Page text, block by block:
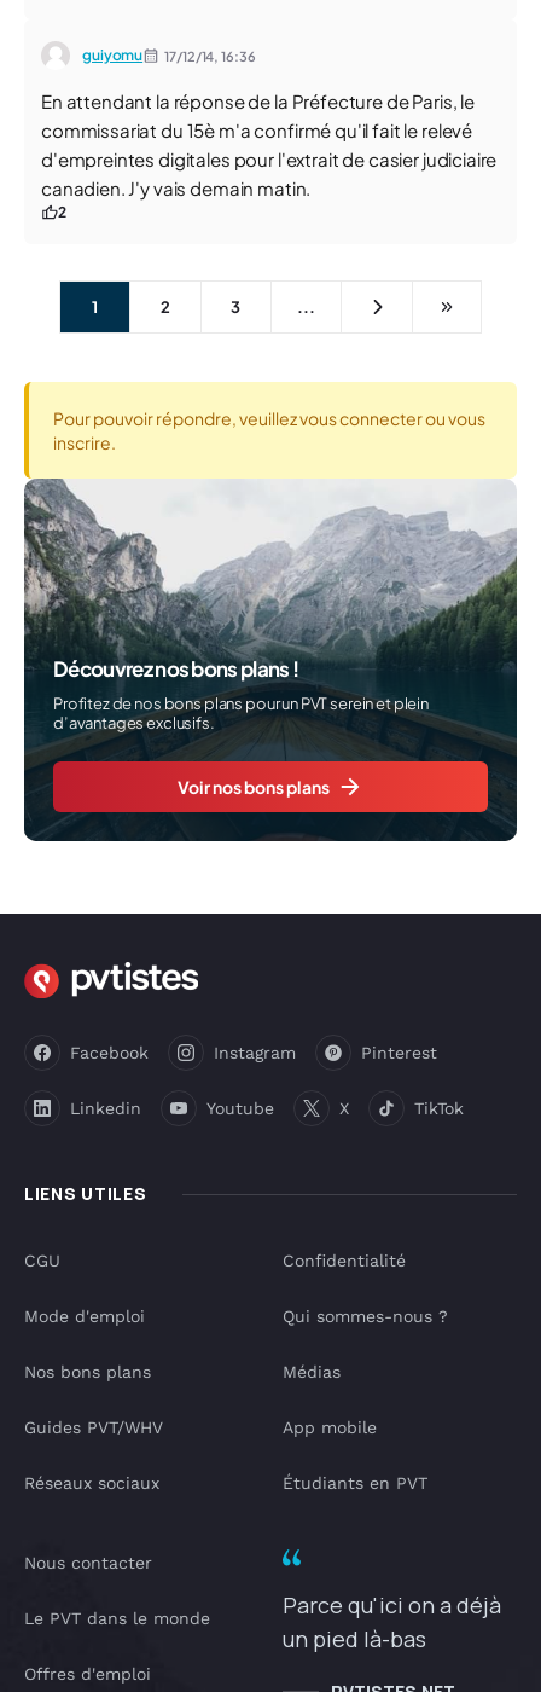
guiyomu 17/12/14,16:36
En attendant la réponse de la Préfecture de Paris, le
commissariat du 15è m'a confirmé qu'il fait le relevé
d'empreintes digitales pour l'extrait de casier judiciaire
canadien. J'y vais demain matin.
2
1 2 3 ...
Pour pouvoir répondre, veuillez vous connecter ou vous
inscrire.
Découvrez nos bons plans !
Profitez de nos bons plans pour un PVT serein et plein
d’avantages exclusifs.
Voir nos bons plans
LIENS UTILES
Facebook Instagram Pinterest
Linkedin Youtube X TikTok
CGU
Mode d'emploi
Nos bons plans
Guides PVT/WHV
Réseaux sociaux
Confidentialité
Qui sommes-nous ?
Médias
App mobile
Étudiants en PVT
Nous contacter
Le PVT dans le monde
Offres d'emploi
Parce qu'ici on a déjà
un pied là-bas